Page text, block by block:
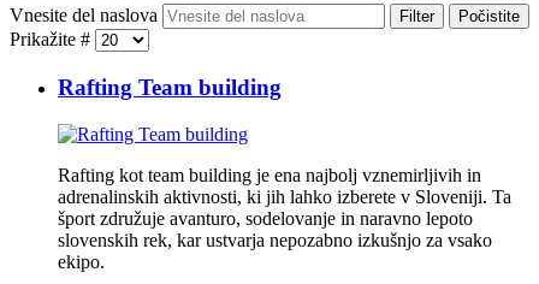
Vnesite del naslova Filter Počistite
Prikažite #
Rafting Team building
Rafting kot team building je ena najbolj vznemirljivih in
adrenalinskih aktivnosti, ki jih lahko izberete v Sloveniji. Ta
šport združuje avanturo, sodelovanje in naravno lepoto
slovenskih rek, kar ustvarja nepozabno izkušnjo za vsako
ekipo.